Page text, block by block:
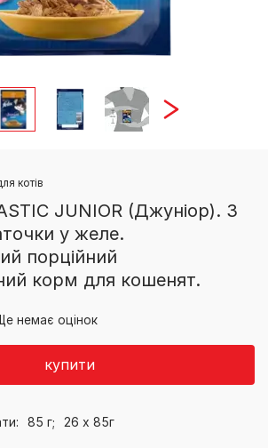
котів
JUNIOR (Джуніор). З
у желе.
порційний
корм для кошенят.
немає оцінок
купити
85 г; 26 х 85г